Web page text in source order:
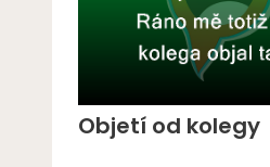
Objetí od kolegy